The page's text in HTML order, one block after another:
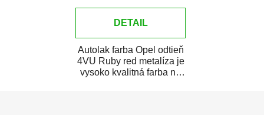
DETAIL
Autolak farba Opel odtieň
4VU Ruby red metalíza je
vysoko kvalitná farba na